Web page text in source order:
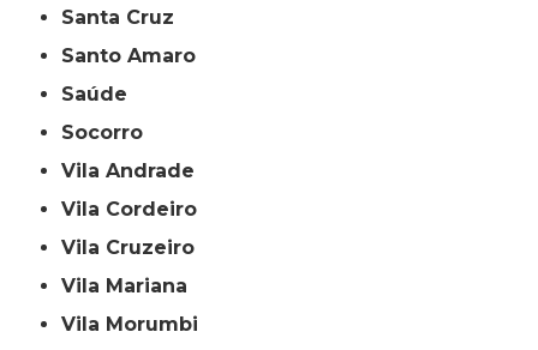
Santa Cruz
Santo Amaro
Saúde
Socorro
Vila Andrade
Vila Cordeiro
Vila Cruzeiro
Vila Mariana
Vila Morumbi